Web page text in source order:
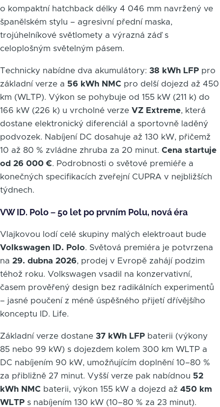
o kompaktní hatchback délky 4 046 mm navržený ve
španělském stylu – agresivní přední maska,
trojúhelníkové světlomety a výrazná záď s
celoplošným světelným pásem.
Technicky nabídne dva akumulátory: 38 kWh LFP pro
základní verze a 56 kWh NMC pro delší dojezd až 450
km (WLTP). Výkon se pohybuje od 155 kW (211 k) do
166 kW (226 k) u vrcholné verze VZ Extreme, která
dostane elektronický diferenciál a sportovně laděný
podvozek. Nabíjení DC dosahuje až 130 kW, přičemž
10 až 80 % zvládne zhruba za 20 minut. Cena startuje
od 26 000 €. Podrobnosti o světové premiéře a
konečných specifikacích zveřejní CUPRA v nejbližších
týdnech.
VW ID. Polo – 50 let po prvním Polu, nová éra
Vlajkovou lodí celé skupiny malých elektroaut bude
Volkswagen ID. Polo. Světová premiéra je potvrzena
na 29. dubna 2026, prodej v Evropě zahájí podzim
téhož roku. Volkswagen vsadil na konzervativní,
časem prověřený design bez radikálních experimentů
– jasné poučení z méně úspěšného přijetí dřívějšího
konceptu ID. Life.
Základní verze dostane 37 kWh LFP baterii (výkony
85 nebo 99 kW) s dojezdem kolem 300 km WLTP a
DC nabíjením 90 kW, umožňujícím doplnění 10–80 %
za přibližně 27 minut. Vyšší verze pak nabídnou 52
kWh NMC baterii, výkon 155 kW a dojezd až 450 km
WLTP s nabíjením 130 kW (10–80 % za 23 minut).